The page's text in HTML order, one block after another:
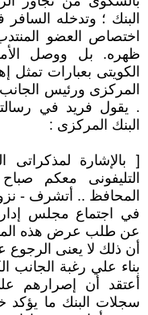
البنك ؛ وتدخله
اختصاص العضو
ظهره. بل ووصل
الكويتى بعبارات تمثل
المركزى ورئيس
البنك المركزى :
[ بالإشارة
المحافظ .. أتشرف -
عن طلب عرض هذه
أن ذلك لا يعنى الرجوع
بناء علي رغبة الجانب
أعتقد أن إصرارهم
سجلات البنك ما يؤكد